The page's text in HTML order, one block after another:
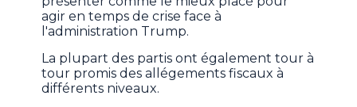
agir en temps de crise face à
l'administration Trump.
La plupart des partis ont également tour à
tour promis des allégements fiscaux à
différents niveaux.